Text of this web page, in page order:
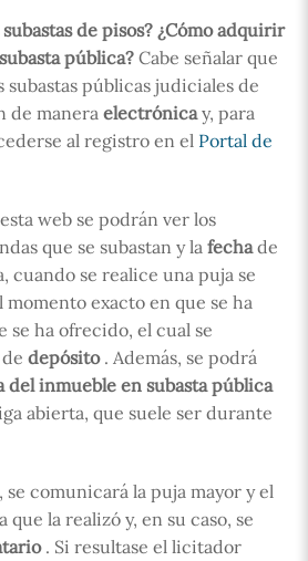
de pisos? ¿Cómo adquirir
pública? Cabe señalar que
subastas públicas judiciales de
de manera electrónicay, para
al registro en el Portal de
web se podrán ver los
que se subastan y la fechade
cuando se realice una puja se
exacto en que se ha
se ha ofrecido, el cual se
depósito . Además, se podrá
del inmueble en subasta pública
abierta, que suele ser durante
se comunicará la puja mayor y el
que la realizó y, en su caso, se
. Si resultase el licitador